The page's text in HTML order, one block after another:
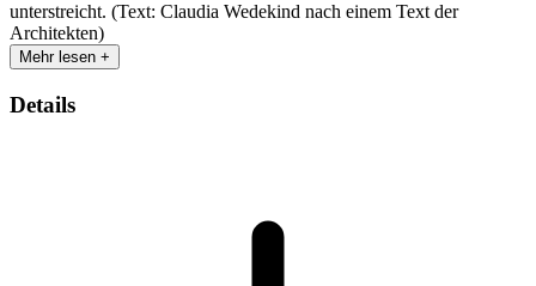
unterstreicht. (Text: Claudia Wedekind nach einem Text der
Architekten)
Mehr lesen +
Details